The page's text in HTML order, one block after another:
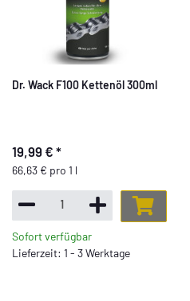
Dr. Wack F100 Kettenöl 300ml
19,99 € *
66,63 € pro 1 l
Sofort verfügbar
Lieferzeit: 1 - 3 Werktage